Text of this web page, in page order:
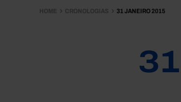
HOME CRONOLOGIAS 31 JANEIRO 2015